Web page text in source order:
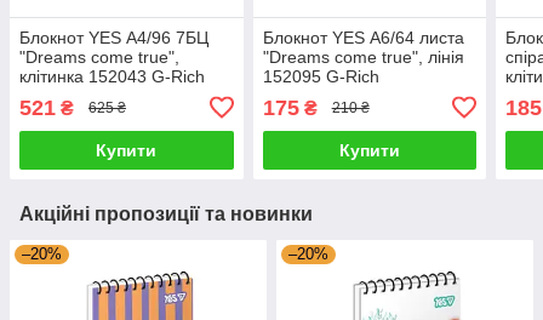
Блокнот YES А4/96 7БЦ
"Dreams come true",
клітинка 152043 G-Rich
521 ₴ 625 ₴
Купити
Блокнот YES А6/64 листа
"Dreams come true", лінія
152095 G-Rich
175₴ 210 ₴
Купити
185
Акційні пропозиції та новинки
–20% –20%